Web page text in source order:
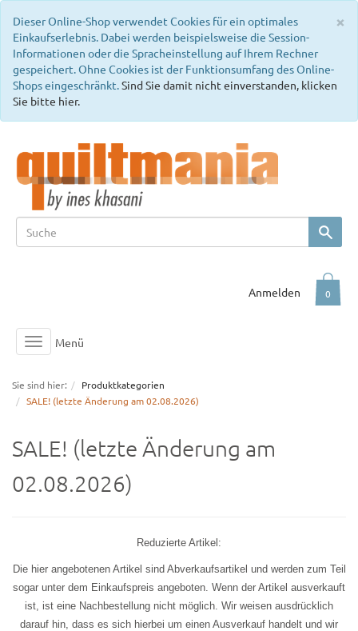
×
Dieser Online-Shop verwendet Cookies für ein optimales
Einkaufserlebnis. Dabei werden beispielsweise die Session-
Informationen oder die Spracheinstellung auf Ihrem Rechner
gespeichert. Ohne Cookies ist der Funktionsumfang des Online-
Shops eingeschränkt.Sind Sie damit nicht einverstanden, klicken
Sie bitte hier.
0
Anmelden
Toggle
navigation
Menü
Sie sind hier:
Produktkategorien
SALE! (letzte Änderung am 02.08.2026)
SALE! (letzte Änderung am
02.08.2026)
Reduzierte Artikel:
Die hier angebotenen Artikel sind Abverkaufsartikel und werden zum Teil
sogar unter dem Einkaufspreis angeboten. Wenn der Artikel ausverkauft
ist, ist eine Nachbestellung nicht möglich. Wir weisen ausdrücklich
darauf hin, dass es sich hierbei um einen Ausverkauf handelt und wir